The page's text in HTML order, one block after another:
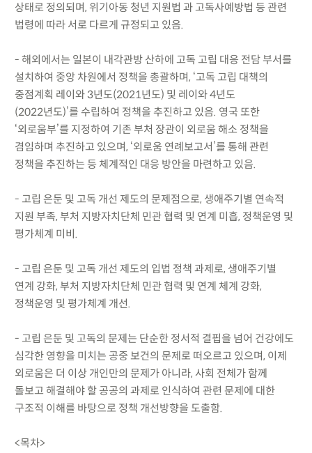
상태로 정의되며, 위기아동 청년 지원법 과 고독사예방법 등 관련
법령에 따라 서로 다르게 규정되고 있음.
- 해외에서는 일본이 내각관방 산하에 고독 고립 대응 전담 부서를
설치하여 중앙 차원에서 정책을 총괄하며, ‘고독 고립 대책의
중점계획 레이와 3년도(2021년도) 및 레이와 4년도
(2022년도)’를 수립하여 정책을 추진하고 있음. 영국 또한
‘외로움부’를 지정하여 기존 부처 장관이 외로움 해소 정책을
겸임하며 추진하고 있으며, ‘외로움 연례보고서’를 통해 관련
정책을 추진하는 등 체계적인 대응 방안을 마련하고 있음.
- 고립 은둔 및 고독 개선 제도의 문제점으로, 생애주기별 연속적
지원 부족, 부처 지방자치단체 민관 협력 및 연계 미흡, 정책운영 및
평가체계 미비.
- 고립 은둔 및 고독 개선 제도의 입법 정책 과제로, 생애주기별
연계 강화, 부처 지방자치단체 민관 협력 및 연계 체계 강화,
정책운영 및 평가체계 개선.
- 고립 은둔 및 고독의 문제는 단순한 정서적 결핍을 넘어 건강에도
심각한 영향을 미치는 공중 보건의 문제로 떠오르고 있으며, 이제
외로움은 더 이상 개인만의 문제가 아니라, 사회 전체가 함께
돌보고 해결해야 할 공공의 과제로 인식하여 관련 문제에 대한
구조적 이해를 바탕으로 정책 개선방향을 도출함.
<목차>